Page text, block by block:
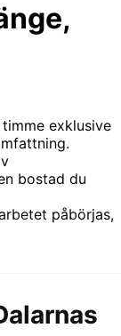
exklusive
bostad du
påbörjas,